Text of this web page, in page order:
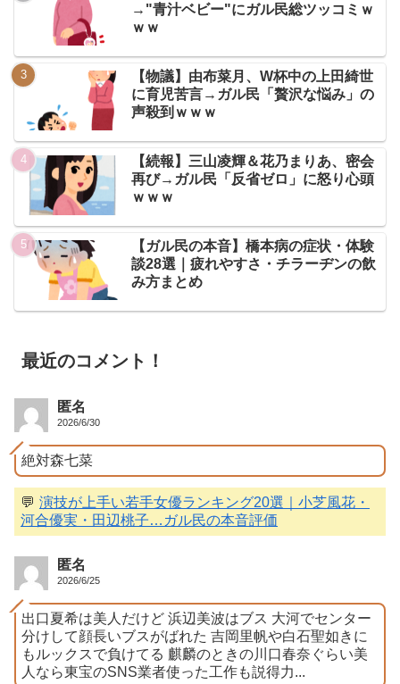
→"青汁ベビー"にガル民総ツッコミｗ
ｗｗ
【物議】由布菜月、W杯中の上田綺世
に育児苦言→ガル民「贅沢な悩み」の
声殺到ｗｗｗ
【続報】三山凌輝＆花乃まりあ、密会
再び→ガル民「反省ゼロ」に怒り心頭
ｗｗｗ
【ガル民の本音】橋本病の症状・体験
談28選｜疲れやすさ・チラーヂンの飲
み方まとめ
最近のコメント！
匿名
2026/6/30
絶対森七菜
💬 演技が上手い若手女優ランキング20選｜小芝風花・
河合優実・田辺桃子…ガル民の本音評価
匿名
2026/6/25
出口夏希は美人だけど 浜辺美波はブス 大河でセンター
分けして顔長いブスがばれた 吉岡里帆や白石聖如きに
もルックスで負けてる 麒麟のときの川口春奈ぐらい美
人なら東宝のSNS業者使った工作も説得力...